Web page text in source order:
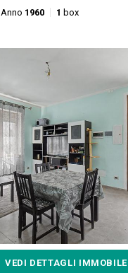
Anno 1960 1 box
VEDI DETTAGLI IMMOBILE